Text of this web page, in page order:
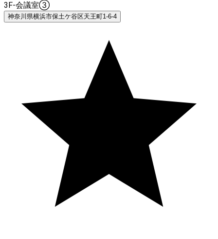
3F-会議室③
神奈川県横浜市保土ケ谷区天王町1-6-4